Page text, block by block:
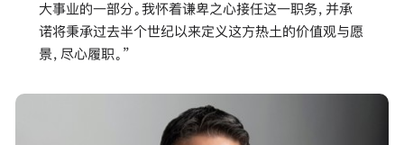
大事业的一部分。我怀着谦卑之心接任这一职务，并承
诺将秉承过去半个世纪以来定义这方热土的价值观与愿
景，尽心履职。”